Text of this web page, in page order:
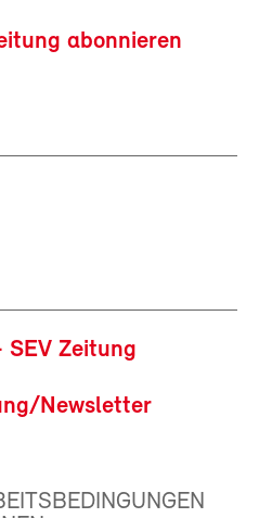
abonnieren
Zeitung
Newsletter